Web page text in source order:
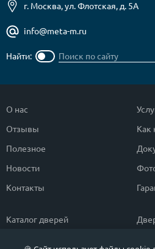
г. Москва, ул. Флотская, д. 5А
info@meta-m.ru
Найти:
О нас
Отзывы
Полезное
Новости
Контакты
Как
Каталог дверей